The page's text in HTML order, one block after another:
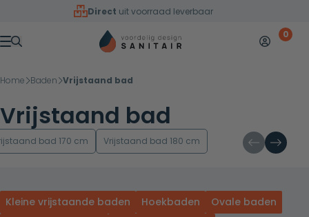
Overslaan naar inhoud
Direct uit voorraad leverbaar
Menu
Mijn 0
Home Baden Vrijstaand bad
Vrijstaand bad
bad 170 cm Vrijstaand bad 180 cm
Kleine vrijstaande baden Hoekbaden
Ovale baden